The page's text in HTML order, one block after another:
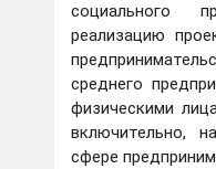
социального
реализацию
среднего
физическими
включительно,
сфере